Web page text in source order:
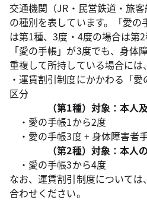
交通機関（JR・民営鉄道・旅
の種別を表しています。「愛
は第1種、3度・4度の場合は第2
「愛の手帳」が3度でも、身体
重複して所持している場合には
・運賃割引制度にかかわる「
区分
（第1種）対象：本人
・愛の手帳1から2度
・愛の手帳3度 + 身体障害者
（第2種）対象：本人
・愛の手帳3から4度
なお、運賃割引制度について
合わせください。